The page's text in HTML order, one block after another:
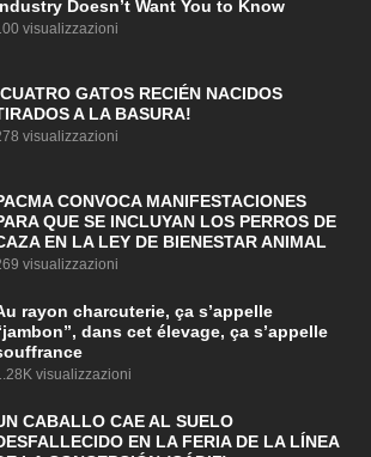
Doesn’t Want You to Know
visualizzazioni
GATOS RECIÉN NACIDOS
A LA BASURA!
visualizzazioni
CONVOCA MANIFESTACIONES
QUE SE INCLUYAN LOS PERROS DE
EN LA LEY DE BIENESTAR ANIMAL
visualizzazioni
rayon charcuterie, ça s’appelle
dans cet élevage, ça s’appelle
visualizzazioni
CABALLO CAE AL SUELO
EN LA FERIA DE LA LÍNEA